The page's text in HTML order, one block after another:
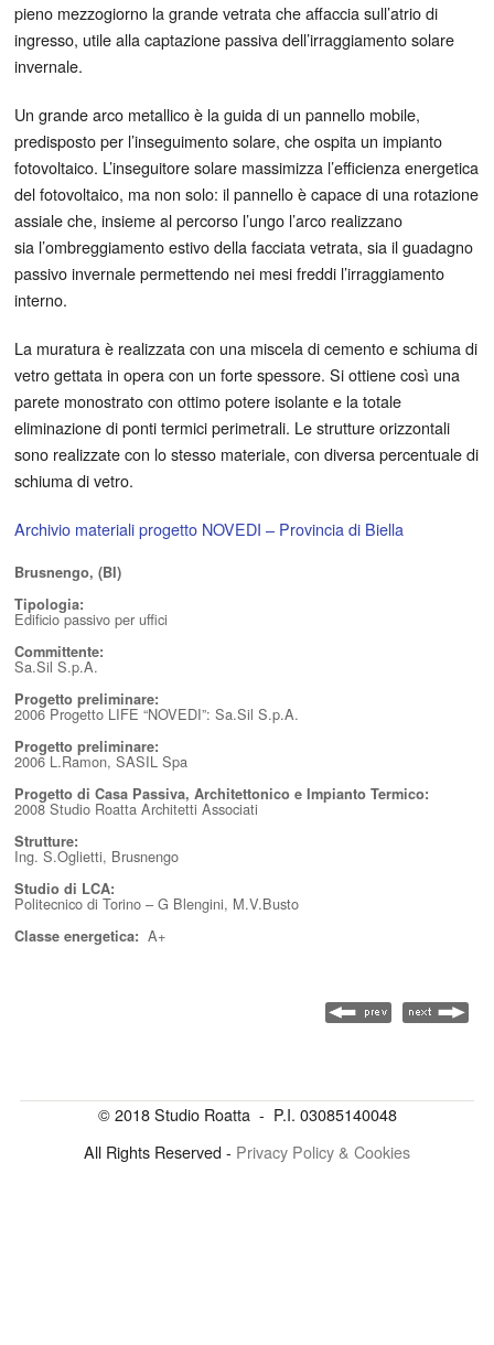
pieno mezzogiorno la grande vetrata che affaccia sull’atrio di
ingresso, utile alla captazione passiva dell’irraggiamento solare
invernale.
Un grande arco metallico è la guida di un pannello mobile,
predisposto per l’inseguimento solare, che ospita un impianto
fotovoltaico. L’inseguitore solare massimizza l’efficienza energetica
del fotovoltaico, ma non solo: il pannello è capace di una rotazione
assiale che, insieme al percorso l’ungo l’arco realizzano
sia l’ombreggiamento estivo della facciata vetrata, sia il guadagno
passivo invernale permettendo nei mesi freddi l’irraggiamento
interno.
La muratura è realizzata con una miscela di cemento e schiuma di
vetro gettata in opera con un forte spessore. Si ottiene così una
parete monostrato con ottimo potere isolante e la totale
eliminazione di ponti termici perimetrali. Le strutture orizzontali
sono realizzate con lo stesso materiale, con diversa percentuale di
schiuma di vetro.
Archivio materiali progetto NOVEDI – Provincia di Biella
Brusnengo, (BI)
Tipologia:
Edificio passivo per uffici
Committente:
Sa.Sil S.p.A.
Progetto preliminare:
2006 Progetto LIFE “NOVEDI”: Sa.Sil S.p.A.
Progetto preliminare:
2006 L.Ramon, SASIL Spa
Progetto di Casa Passiva, Architettonico e Impianto Termico:
2008 Studio Roatta Architetti Associati
Strutture:
Ing. S.Oglietti, Brusnengo
Studio di LCA:
Politecnico di Torino – G Blengini, M.V.Busto
Classe energetica: A+
© 2018 Studio Roatta - P.I. 03085140048
All Rights Reserved - Privacy Policy & Cookies